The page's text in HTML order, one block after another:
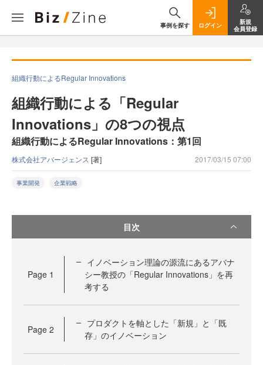
事例を探す ログイン
新規
会員登録
組織行動によるRegular Innovations
組織行動による「Regular
Innovations」の8つの視点
組織行動によるRegular Innovations：第1回
株式会社アバージェンス [著] 2017/03/15 07:00
事業開発 企業戦略
目次
Page 1
イノベーション理論の源流にあるアバナ
シー教授の「Regular Innovations」を再
考する
Page 2
プロダクトを軸とした「新規」と「既
存」のイノベーション